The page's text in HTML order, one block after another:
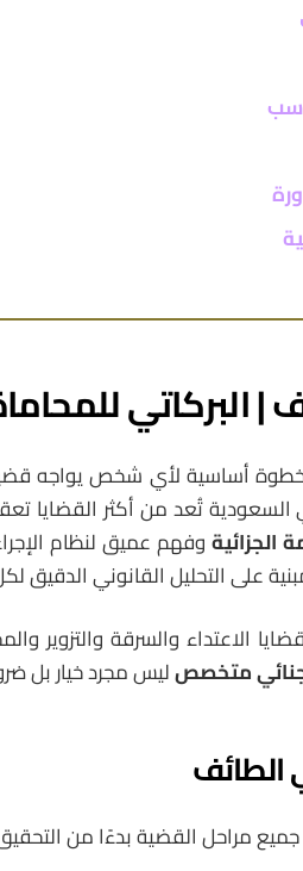
البركاتي
أساسية لأي شخص يواجه
السعودية تُعد من أكثر القضايا
الجزائيةوفهم عميق لنظام
على التحليل القانوني الدقيق
الاعتداء والسرقة والتزوير
متخصصليس مجرد خيار بل
الطائف
مراحل القضية بدءًا من